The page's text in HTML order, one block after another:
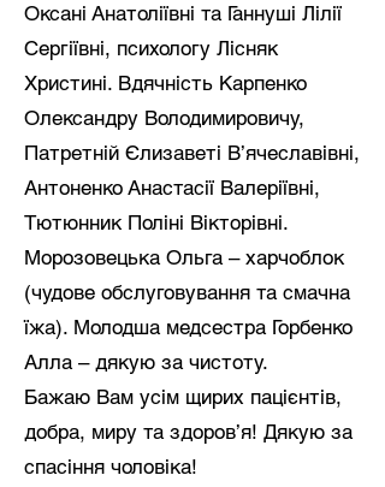
Оксані Анатоліївні та Ганнуші Лілії
Сергіївні, психологу Лісняк
Христині. Вдячність Карпенко
Олександру Володимировичу,
Патретній Єлизаветі В’ячеславівні,
Антоненко Анастасії Валеріївні,
Тютюнник Поліні Вікторівні.
Морозовецька Ольга – харчоблок
(чудове обслуговування та смачна
їжа). Молодша медсестра Горбенко
Алла – дякую за чистоту.
Бажаю Вам усім щирих пацієнтів,
добра, миру та здоров’я! Дякую за
спасіння чоловіка!